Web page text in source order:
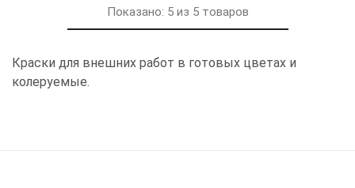
Показано: 5 из 5 товаров
Краски для внешних работ в готовых цветах и
колеруемые.